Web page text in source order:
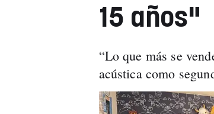
15 años"
“Lo que más se
acústica como